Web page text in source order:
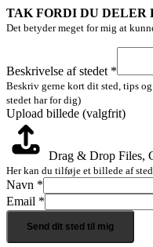
TAK FORDI DU DELER
Det betyder meget for mig at
stedet
billede
Beskrivelse af stedet *
Beskriv gerne kort dit sted, tips
stedet har for dig)
Upload billede (valgfrit)
Drag & Drop Files,
Her kan du tilføje et billede af
Navn *
Email *
Send dit sted til mig